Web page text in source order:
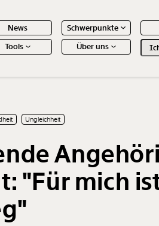
News Schwerpunkte
Tools
Über uns
Ungleichheit
"Für mich